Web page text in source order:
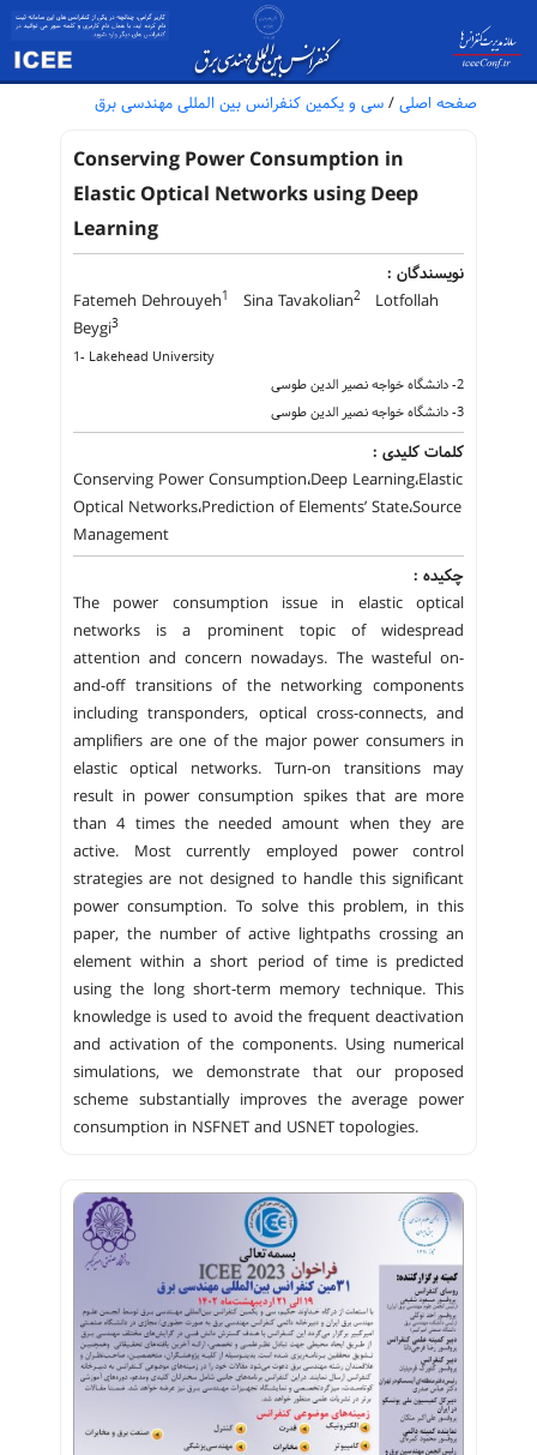
صفحه اصلی / سی و یکمین کنفرانس بین المللی مهندسی برق
Conserving Power Consumption in
Elastic Optical Networks using Deep
Learning
نویسندگان :
Fatemeh Dehrouyeh1 Sina Tavakolian2
Lotfollah
Beygi3
1- Lakehead University
2- دانشگاه خواجه نصیر الدین طوسی
3- دانشگاه خواجه نصیر الدین طوسی
کلمات کلیدی :
Conserving Power Consumption،Deep Learning،Elastic
Optical Networks،Prediction of Elements’ State،Source
Management
چکیده :
The power consumption issue in elastic optical
networks is a prominent topic of widespread
attention and concern nowadays. The wasteful on-
and-off transitions of the networking components
including transponders, optical cross-connects, and
amplifiers are one of the major power consumers in
elastic optical networks. Turn-on transitions may
result in power consumption spikes that are more
than 4 times the needed amount when they are
active. Most currently employed power control
strategies are not designed to handle this significant
power consumption. To solve this problem, in this
paper, the number of active lightpaths crossing an
element within a short period of time is predicted
using the long short-term memory technique. This
knowledge is used to avoid the frequent deactivation
and activation of the components. Using numerical
simulations, we demonstrate that our proposed
scheme substantially improves the average power
consumption in NSFNET and USNET topologies.